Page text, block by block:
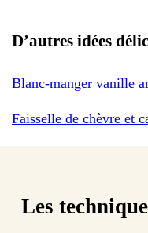
D’autres idées
Blanc-manger vanille
Faisselle de chèvre et
Les